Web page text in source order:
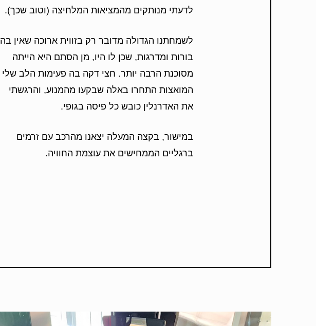
לדעתי מנותקים מהמציאות המלחיצה (וטוב שכך).
לשמחתנו הגדולה מדובר רק בזווית ארוכה שאין בה
בורות ומדרגות, שכן לו היו, מן הסתם היא הייתה
מסוכנת הרבה יותר. חצי דקה בה פעימות הלב שלי
המואצות התחרו באלה שבקעו מהמנוע, והרגשתי
את האדרנלין כובש כל פיסה בגופי.
במישור, בקצה המעלה יצאנו מהרכב עם זרמים
ברגליים הממחישים את עוצמת החוויה.